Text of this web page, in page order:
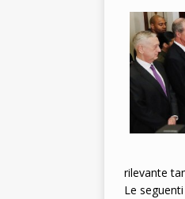
rilevante
Le